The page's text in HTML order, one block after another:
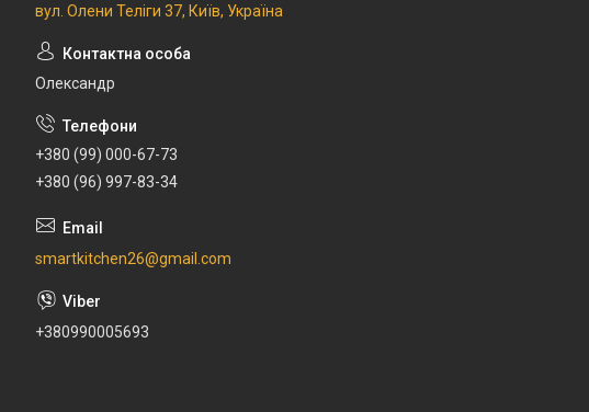
вул. Олени Теліги 37, Київ, Україна
Олександр
+380 (99) 000-67-73
+380 (96) 997-83-34
smartkitchen26@gmail.com
+380990005693